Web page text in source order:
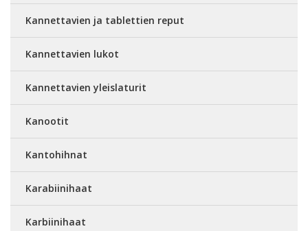
Kannettavien ja tablettien reput
Kannettavien lukot
Kannettavien yleislaturit
Kanootit
Kantohihnat
Karabiinihaat
Karbiinihaat